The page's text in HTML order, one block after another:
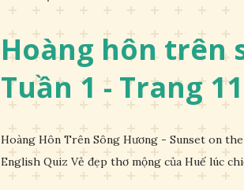
Hoàng hôn trên
Tuần 1 - Trang 11
Hoàng Hôn Trên Sông Hương - Sunset on
English Quiz Vẻ đẹp thơ mộng của Huế lúc